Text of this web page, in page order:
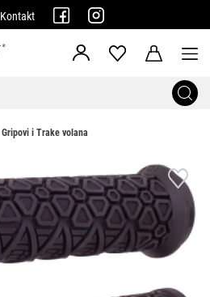
Kontakt
Gripovi i Trake volana